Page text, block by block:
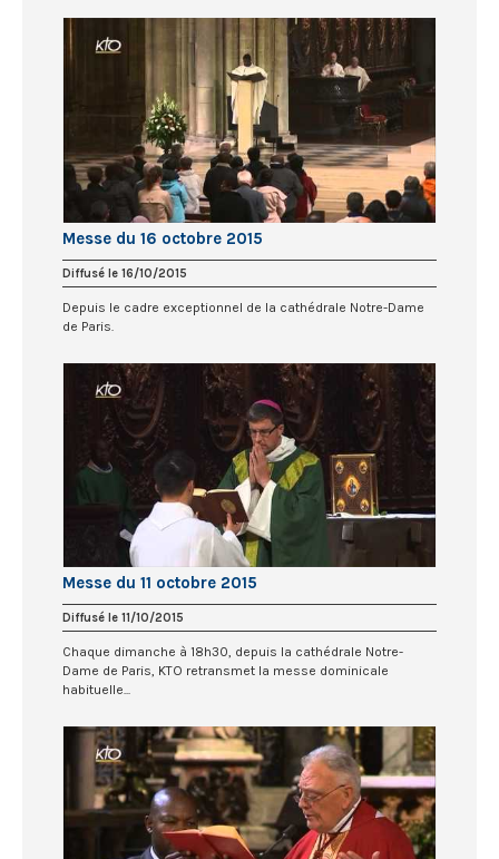
Messe du 16 octobre 2015
Diffusé le 16/10/2015
Depuis le cadre exceptionnel de la cathédrale Notre-Dame
de Paris.
Messe du 11 octobre 2015
Diffusé le 11/10/2015
Chaque dimanche à 18h30, depuis la cathédrale Notre-
Dame de Paris, KTO retransmet la messe dominicale
habituelle...